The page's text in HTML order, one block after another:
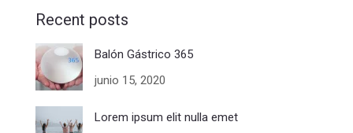
Recent posts
Balón Gástrico 365
junio 15, 2020
Lorem ipsum elit nulla emet